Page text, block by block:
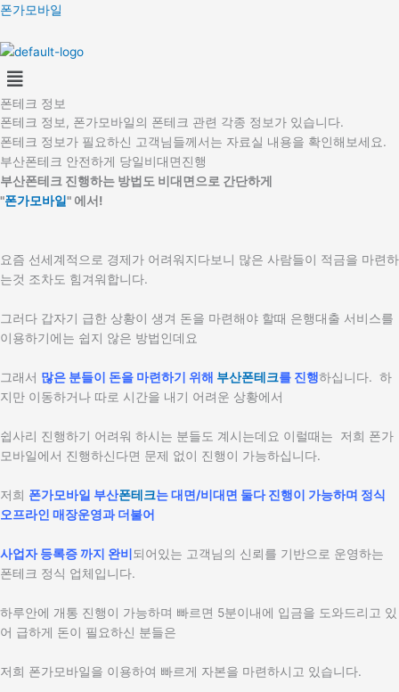
콘
츠
로
건
너
뛰
기
폰가모바일
Menu
폰테크 정보
폰테크 정보, 폰가모바일의 폰테크 관련 각종 정보가 있습니다.
폰테크 정보가 필요하신 고객님들께서는 자료실 내용을 확인해보세요.
부산폰테크 안전하게 당일비대면진행
부산폰테크 진행하는 방법도 비대면으로 간단하게
"폰가모바일" 에서!
요즘 선세계적으로 경제가 어려워지다보니 많은 사람들이 적금을 마련하
는것 조차도 힘겨워합니다.
그러다 갑자기 급한 상황이 생겨 돈을 마련해야 할때 은행대출 서비스를
이용하기에는 쉽지 않은 방법인데요
그래서 많은 분들이 돈을 마련하기 위해 부산폰테크를 진행하십니다. 하
지만 이동하거나 따로 시간을 내기 어려운 상황에서
쉽사리 진행하기 어려워 하시는 분들도 계시는데요 이럴때는 저희 폰가
모바일에서 진행하신다면 문제 없이 진행이 가능하십니다.
저희 폰가모바일 부산폰테크는 대면/비대면 둘다 진행이 가능하며 정식
오프라인 매장운영과 더불어
사업자 등록증 까지 완비되어있는 고객님의 신뢰를 기반으로 운영하는
폰테크 정식 업체입니다.
하루안에 개통 진행이 가능하며 빠르면 5분이내에 입금을 도와드리고 있
어 급하게 돈이 필요하신 분들은
저희 폰가모바일을 이용하여 빠르게 자본을 마련하시고 있습니다.